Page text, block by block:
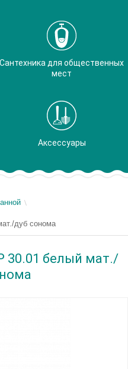
Сантехника для общественных
мест
Аксессуары
дуб сонома
30.01 белый мат./